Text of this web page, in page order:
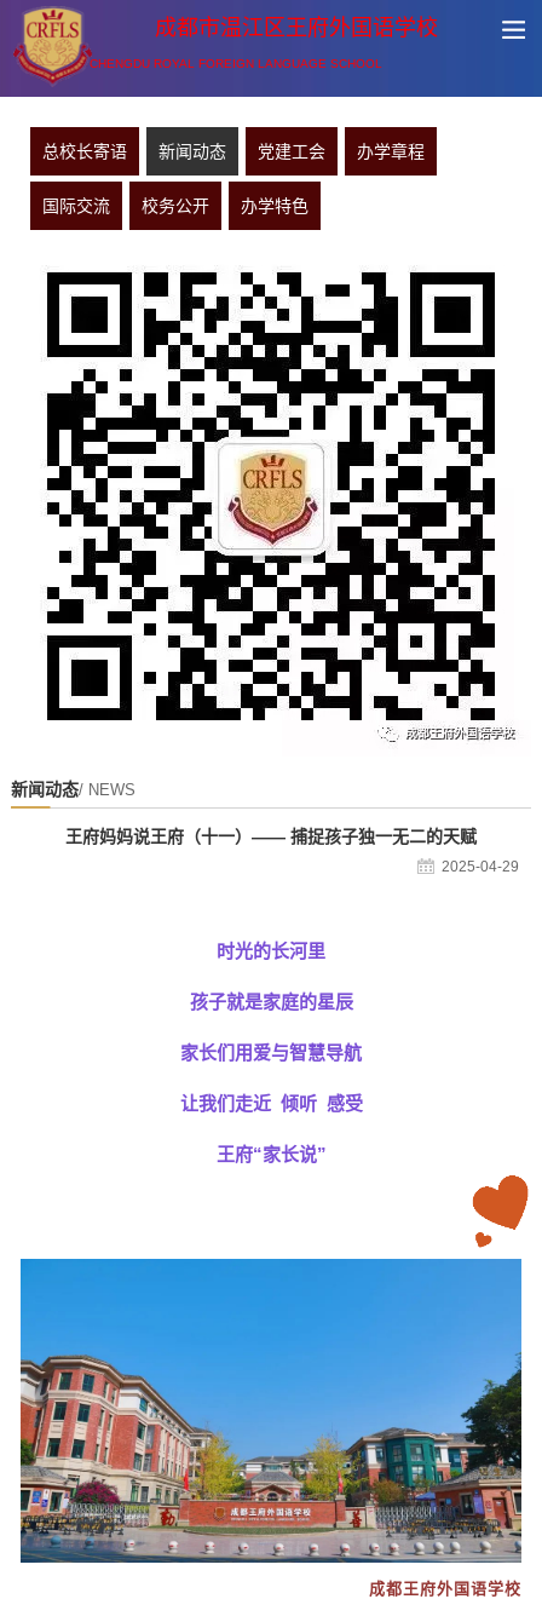
成都市温江区王府外国语学校
CHENGDU ROYAL FOREIGN LANGUAGE SCHOOL
总校长寄语 新闻动态 党建工会 办学章程
国际交流 校务公开 办学特色
新闻动态/ NEWS
王府妈妈说王府（十一）—— 捕捉孩子独一无二的天赋
2025-04-29
时光的长河里
孩子就是家庭的星辰
家长们用爱与智慧导航
让我们走近 倾听 感受
王府“家长说”
成都王府外国语学校